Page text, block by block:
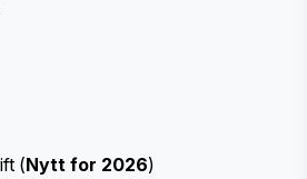
(Nytt for 2026)